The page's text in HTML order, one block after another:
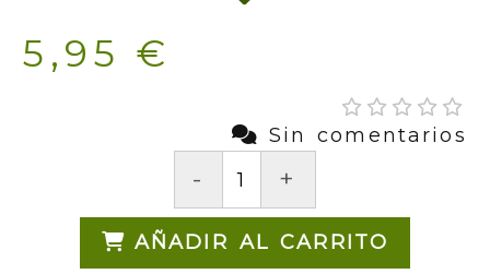
5,95 €
Sin comentarios
- +
AÑADIR AL CARRITO